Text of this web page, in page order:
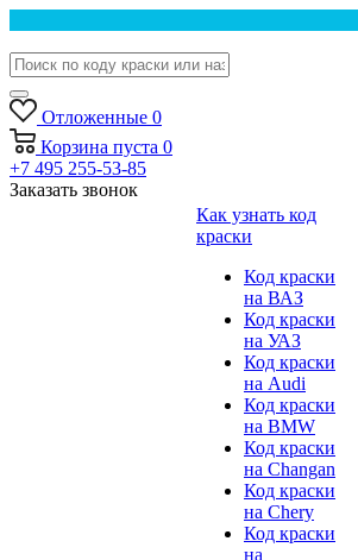
Отложенные 0
Корзина пуста 0
+7 495 255-53-85
Заказать звонок
Как узнать код
краски
Код краски
на ВАЗ
Код краски
на УАЗ
Код краски
на Audi
Код краски
на BMW
Код краски
на Changan
Код краски
на Chery
Код краски
на